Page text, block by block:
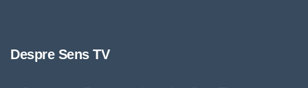
Despre Sens TV